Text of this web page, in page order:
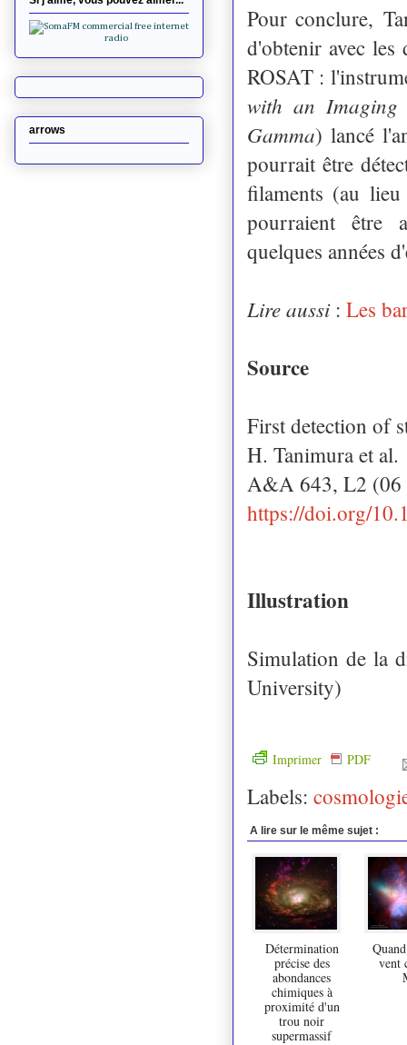
Pour conclure,
d'obtenir avec les
ROSAT :
with an Imaging
Gamma) lancé
pourrait être
filaments (au
pourraient être
quelques années
Lire aussi : Les
Source
First detection of
H. Tanimura et al.
A&A 643, L2 (06
https://doi.org/
Illustration
Simulation de la
University)
Imprimer PDF
Labels:
A lire sur le même sujet :
Détermination
précise des
abondances
chimiques à
proximité d'un
trou noir
supermassif
vent
arrows